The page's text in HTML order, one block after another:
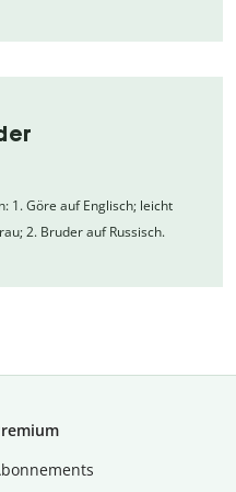
1. Göre auf Englisch; leicht
2. Bruder auf Russisch.